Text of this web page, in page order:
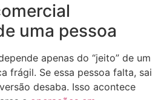
uma pessoa
apenas do “jeito” de um
frágil. Se essa pessoa falta, sai
desaba. Isso acontece